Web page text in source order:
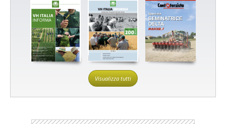
Visualizza tutti